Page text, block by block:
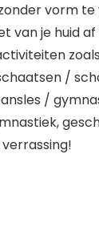
vorm te
van je huid
/
/